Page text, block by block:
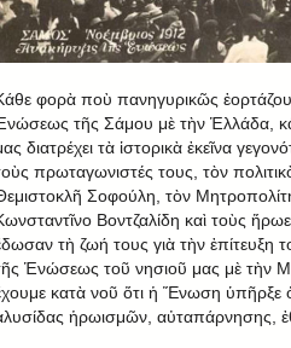
φορὰ ποὺ πανηγυρικῶς
τῆς Σάμου μὲ τὴν Ἑλλάδα,
διατρέχει τὰ ἱστορικὰ ἐκεῖνα
πρωταγωνιστές τους, τὸν
Σοφούλη, τὸν
Βοντζαλίδη καὶ τοὺς
τὴ ζωή τους γιὰ τὴν ἐπίτευξη
Ἑνώσεως τοῦ νησιοῦ μας μὲ τὴν
κατὰ νοῦ ὅτι ἡ Ἕνωση ὑπῆρξε
ἡρωισμῶν, αὐταπάρνησης,